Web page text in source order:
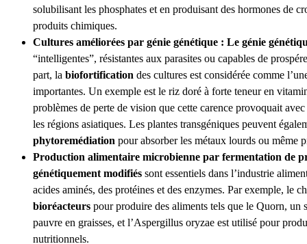
solubilisant les phosphates et en produisant des hormones de
produits chimiques.
Cultures améliorées par génie génétique : Le génie
“intelligentes”, résistantes aux parasites ou capables de
part, la biofortification des cultures est considérée comme
importantes. Un exemple est le riz doré à forte teneur en
problèmes de perte de vision que cette carence provoquait
les régions asiatiques. Les plantes transgéniques peuvent
phytoremédiation pour absorber les métaux lourds ou même
Production alimentaire microbienne par fermentation de
génétiquement modifiés sont essentiels dans l’industrie
acides aminés, des protéines et des enzymes. Par exemple, le
bioréacteurs pour produire des aliments tels que le Quorn, un
pauvre en graisses, et l’Aspergillus oryzae est utilisé pour
nutritionnels.